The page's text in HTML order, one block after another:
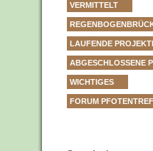
VERMITTELT
LAUFENDE
ABGESCHLOSSENE
WICHTIGES
FORUM